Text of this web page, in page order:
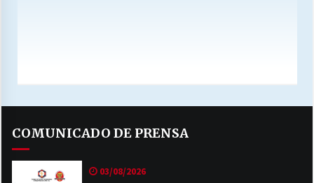
COMUNICADO DE PRENSA
03/08/2026